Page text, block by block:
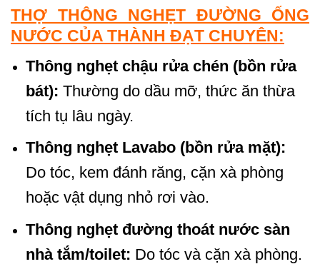
THỢ THÔNG NGHẸT ĐƯỜNG ỐNG
NƯỚC CỦA THÀNH ĐẠT CHUYÊN:
Thông nghẹt chậu rửa chén (bồn rửa
bát): Thường do dầu mỡ, thức ăn thừa
tích tụ lâu ngày.
Thông nghẹt Lavabo (bồn rửa mặt):
Do tóc, kem đánh răng, cặn xà phòng
hoặc vật dụng nhỏ rơi vào.
Thông nghẹt đường thoát nước sàn
nhà tắm/toilet: Do tóc và cặn xà phòng.